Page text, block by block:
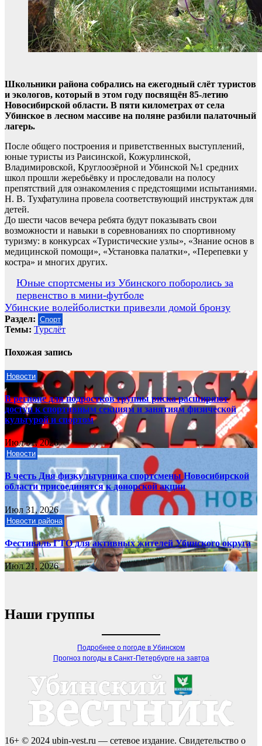
Школьники района собрались на ежегодный слёт туристов
и экологов, который в этом году посвящён 85-летию
Новосибирской области. В пяти километрах от села
Убинское в лесном массиве на поляне разбили палаточный
лагерь.
После общего построения и приветственных выступлений,
юные туристы из Раисинской, Кожурлинской,
Владимировской, Круглоозёрной и Убинской №1 средних
школ прошли жеребьёвку и проследовали на полосу
препятствий для ознакомления с предстоящими испытаниями.
Н. В. Тухфатулина провела соответствующий инструктаж для
детей.
До шести часов вечера ребята будут показывать свои
возможности и навыки в соревнованиях по спортивному
туризму: в конкурсах «Туристические узлы», «Знание основ в
медицинской помощи», «Установка палатки», «Перепевки у
костра» и многих других.
Навигация
по
записям
Юные спортсмены из Убинского поборолись за
первенство в мини-футболе
Убинские волейболистки привезли домой бронзу
Раздел: Спорт
Темы: Турслёт
Похожая запись
Новости
В регионе для подростков группы риска расширяют
доступ к спортивным секциям и занятиям физической
культурой и спортом
Июл 31, 2026
Новости
В честь Дня физкультурника спортсмены Новосибирской
области присоединятся к донорской акции
Июл 31, 2026
Новости района
Фестиваль ГТО для активных жителей Убинского округа
Июл 21, 2026
Наши группы
Подробнее о погоде в Убинском
Прогноз погоды в Санкт-Петербурге на завтра
16+ © 2024 ubin-vest.ru — сетевое издание. Свидетельство о